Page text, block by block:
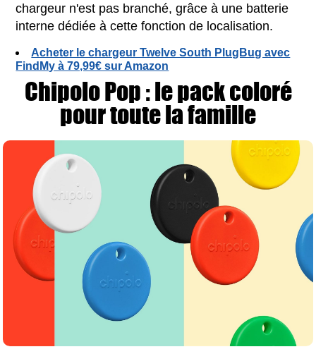
chargeur n'est pas branché, grâce à une batterie
interne dédiée à cette fonction de localisation.
Acheter le chargeur Twelve South PlugBug avec
FindMy à 79,99€ sur Amazon
Chipolo Pop : le pack coloré
pour toute la famille